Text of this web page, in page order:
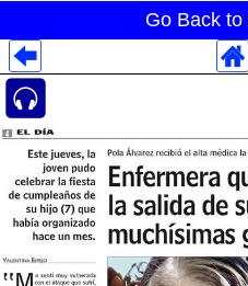
Go Back
Despliegues Analytics
Despliegues Totales
Despliegues por